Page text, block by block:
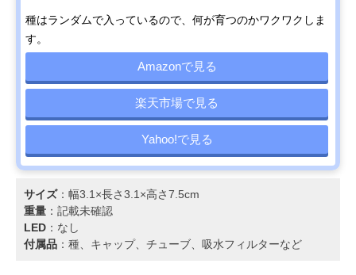
種はランダムで入っているので、何が育つのかワクワクしま
す。
Amazonで見る
楽天市場で見る
Yahoo!で見る
サイズ：幅3.1×長さ3.1×高さ7.5cm
重量 ：記載未確認
LED ：なし
付属品 ：種、キャップ、チューブ、吸水フィルターなど